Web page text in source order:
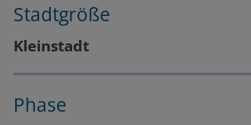
Stadtgröße
Kleinstadt
Phase